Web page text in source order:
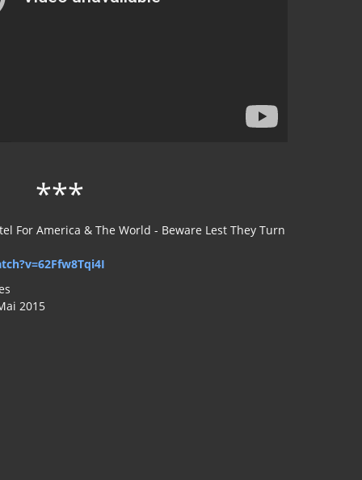
***
For America & The World - Beware Lest They Turn
2015